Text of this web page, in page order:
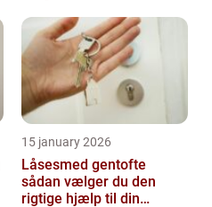
15 january 2026
Låsesmed gentofte
sådan vælger du den
rigtige hjælp til din